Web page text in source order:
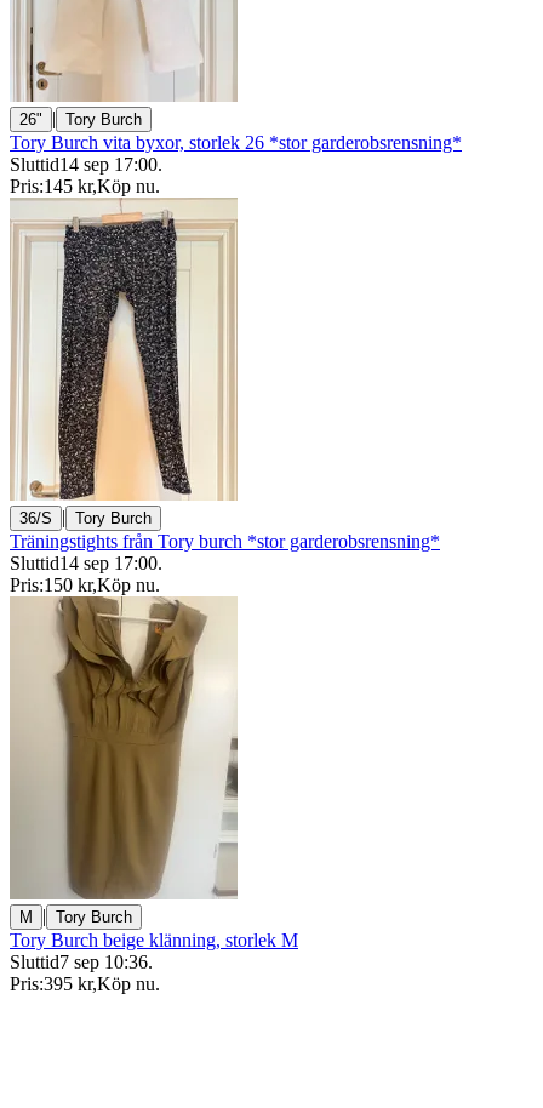
26" | Tory Burch
Tory Burch vita byxor, storlek 26 *stor garderobsrensning*
Sluttid14 sep 17:00.
Pris:145 kr,Köp nu.
36/S | Tory Burch
Träningstights från Tory burch *stor garderobsrensning*
Sluttid14 sep 17:00.
Pris:150 kr,Köp nu.
M | Tory Burch
Tory Burch beige klänning, storlek M
Sluttid7 sep 10:36.
Pris:395 kr,Köp nu.